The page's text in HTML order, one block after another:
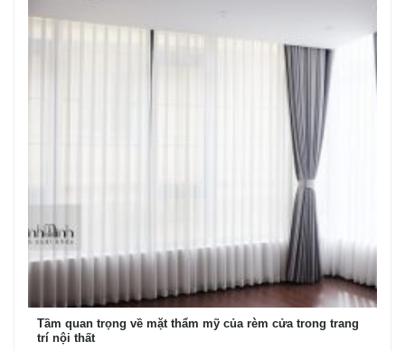
Tầm quan trọng về mặt thẩm mỹ của rèm cửa trong trang
trí nội thất